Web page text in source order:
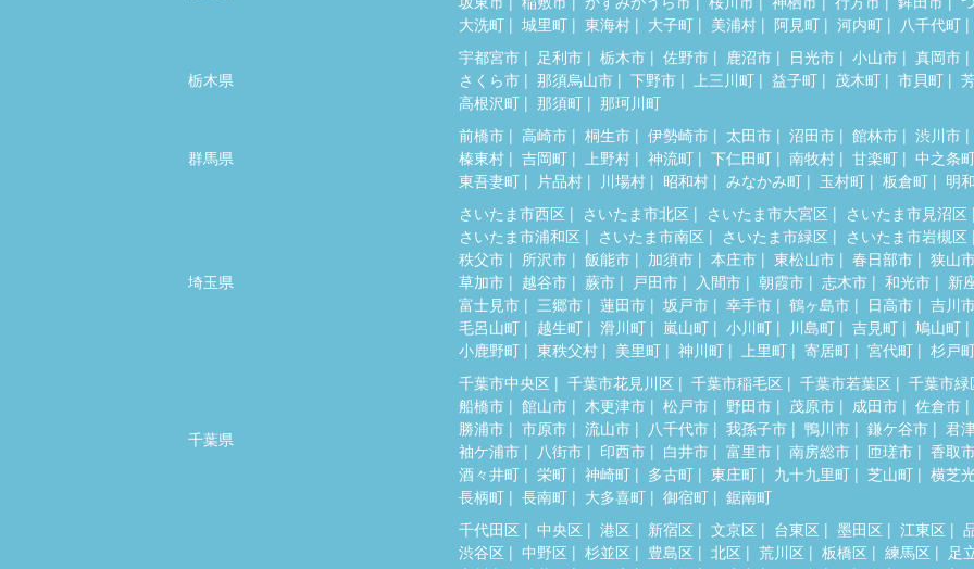
大洗町
城里町 東海村 大子町 美浦村 阿見町 河内町 八千代町
栃木県
宇都宮市 足利市 栃木市 佐野市 鹿沼市 日光市 小山市
真岡市
さくら市
那須烏山市 下野市 上三川町 益子町 茂木町 市貝町
高根沢町
那須町 那珂川町
群馬県
前橋市 高崎市 桐生市 伊勢崎市 太田市 沼田市 館林市
渋川市
榛東村
吉岡町 上野村 神流町 下仁田町 南牧村 甘楽町
中之条
東吾妻町
片品村 川場村 昭和村 みなかみ町 玉村町 板倉町 明
埼玉県
さいたま市西区 さいたま市北区 さいたま市大宮区
さいたま市見沼区
さいたま市浦和区
さいたま市南区 さいたま市緑区
さいたま市岩槻区
秩父市
所沢市 飯能市 加須市 本庄市 東松山市 春日部市
狭山
草加市
越谷市 蕨市 戸田市 入間市 朝霞市 志木市 和光市
新
富士見市
三郷市 蓮田市 坂戸市 幸手市 鶴ヶ島市 日高市
吉川
毛呂山町
越生町 滑川町 嵐山町 小川町 川島町 吉見町
鳩山町
小鹿野町
東秩父村 美里町 神川町 上里町 寄居町 宮代町 杉戸
千葉県
千葉市中央区 千葉市花見川区 千葉市稲毛区 千葉市若葉区
千葉市緑
船橋市
館山市 木更津市 松戸市 野田市 茂原市 成田市
佐倉市
勝浦市
市原市 流山市 八千代市 我孫子市 鴨川市 鎌ケ谷市
君
袖ケ浦市
八街市 印西市 白井市 富里市 南房総市 匝瑳市
香取
酒々井町
栄町 神崎町 多古町 東庄町 九十九里町 芝山町
横芝
長柄町
長南町 大多喜町 御宿町
鋸南町
千代田区
中央区 港区 新宿区 文京区 台東区 墨田区 江東区
渋谷区
中野区 杉並区 豊島区 北区 荒川区 板橋区 練馬区
足